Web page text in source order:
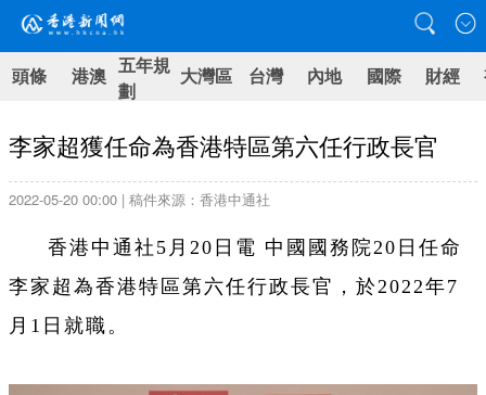
頭條 港澳 五年規
劃
大灣區 台灣 內地 國際 財經
李家超獲任命為香港特區第六任行政長官
2022-05-20 00:00 | 稿件來源：香港中通社
香港中通社5月20日電 中國國務院20日任命
李家超為香港特區第六任行政長官，於2022年7
月1日就職。